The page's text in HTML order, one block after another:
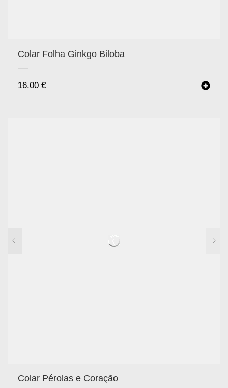
Colar Folha Ginkgo Biloba
16.00 €
Colar Pérolas e Coração